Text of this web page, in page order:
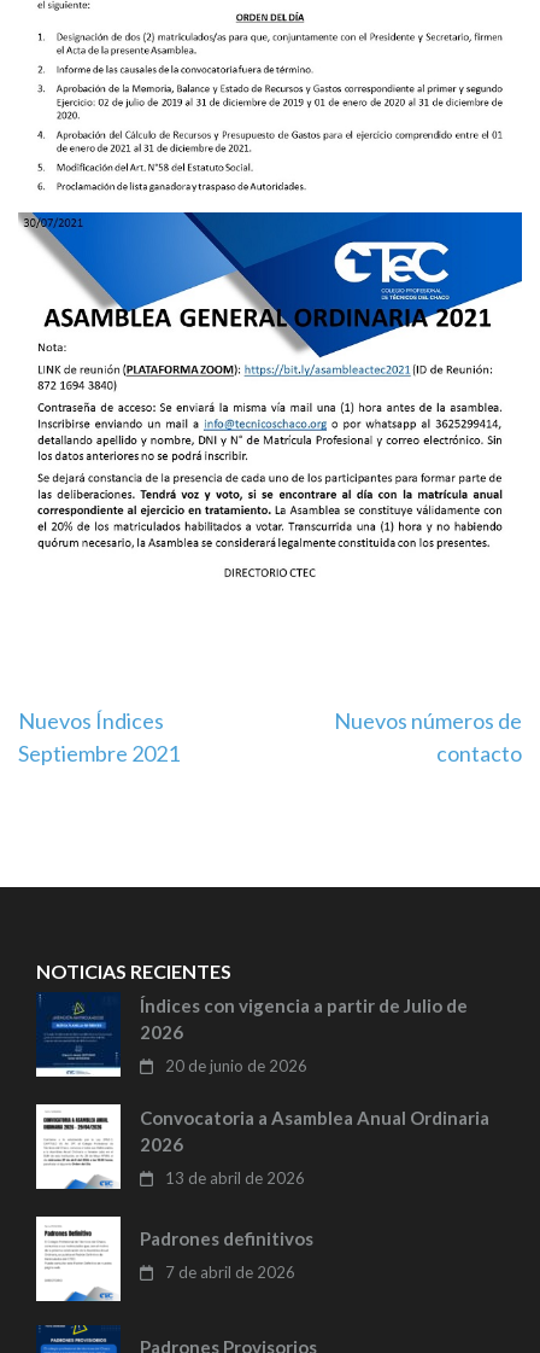
Navegación
de
Nuevos Índices
Septiembre 2021
Nuevos números de
contacto
NOTICIAS RECIENTES
Índices con vigencia a partir de Julio de
2026
20 de junio de 2026
Convocatoria a Asamblea Anual Ordinaria
2026
13 de abril de 2026
Padrones definitivos
7 de abril de 2026
Padrones Provisorios